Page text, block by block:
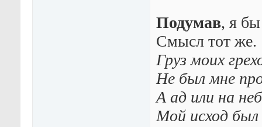
Подумав, я бы
Смысл тот же.
Груз моих
Не был мне
А ад или на
Мой исход